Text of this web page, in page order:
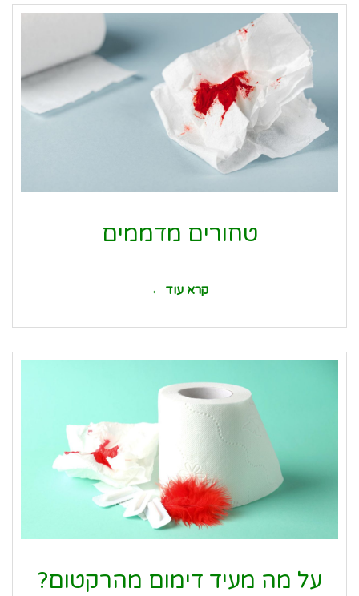
טחורים מדממים
קרא עוד ←
על מה מעיד דימום מהרקטום?